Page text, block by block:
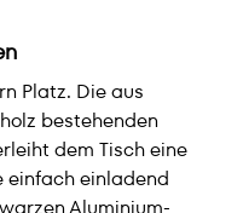
Platz. Die aus
bestehenden
dem Tisch eine
einfach einladend